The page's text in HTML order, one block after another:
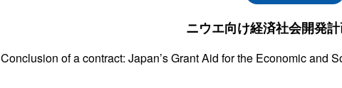
ニウエ向け経済社会開発
Conclusion of a contract: Japan’s Grant Aid for the Economic and